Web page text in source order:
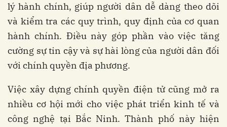
lý hành chính, giúp người dân dễ dàng theo dõi
và kiểm tra các quy trình, quy định của cơ quan
hành chính. Điều này góp phần vào việc tăng
cường sự tin cậy và sự hài lòng của người dân đối
với chính quyền địa phương.
Việc xây dựng chính quyền điện tử cũng mở ra
nhiều cơ hội mới cho việc phát triển kinh tế và
công nghệ tại Bắc Ninh. Thành phố này hiện